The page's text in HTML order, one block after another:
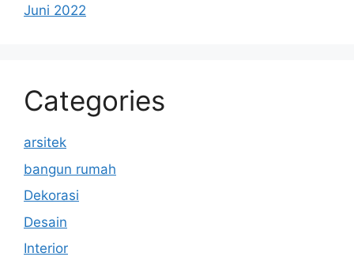
Juni 2022
Categories
arsitek
bangun rumah
Dekorasi
Desain
Interior